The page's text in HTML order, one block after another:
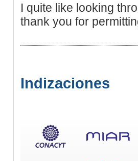
I quite like looking
thank you for
Indizaciones